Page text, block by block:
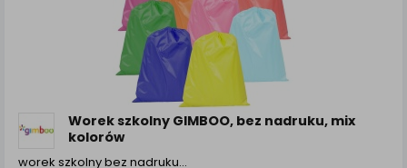
Worek szkolny GIMBOO, bez nadruku, mix
kolorów
worek szkolny bez nadruku…